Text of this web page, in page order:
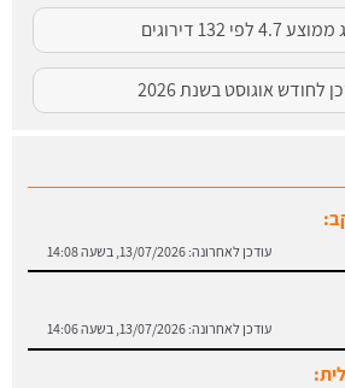
4.7 לפי 132 דירוגים
לחודש אוגוסט בשנת 2026
עודכן לאחרונה: 13/07/2026, בשעה 14:08
עודכן לאחרונה: 13/07/2026, בשעה 14:06